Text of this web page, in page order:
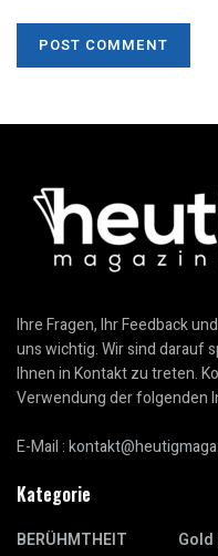
Ihre Fragen, Ihr Feedback
uns wichtig. Wir sind darauf
Ihnen in Kontakt zu treten.
Verwendung der folgenden
E-Mail :
Kategorie
BERÜHMTHEIT
Gold